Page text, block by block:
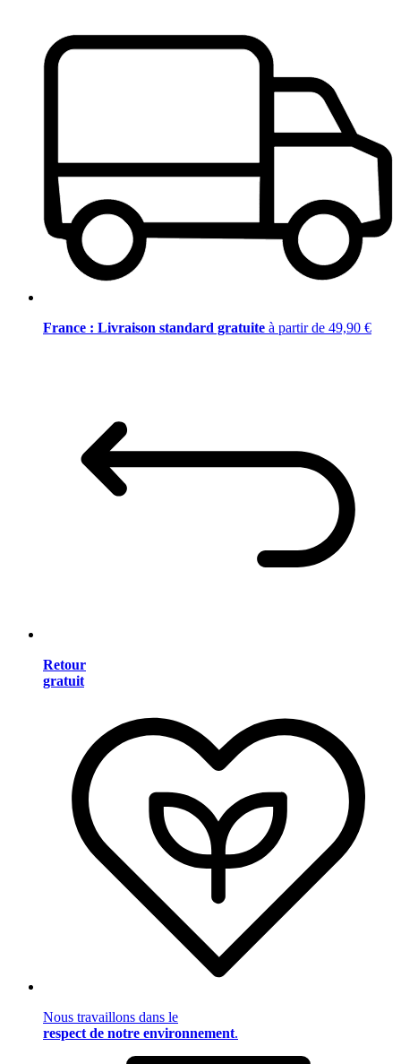
France : Livraison standard gratuite à partir de 49,90 €
Retour
gratuit
Nous travaillons dans le
respect de notre environnement.